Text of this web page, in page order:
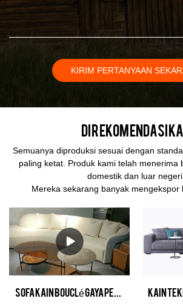
KIRIM PERTANYAAN
Semuanya diproduksi sesuai dengan
paling ketat. Produk kami telah menerima
domestik dan luar negeri.
Mereka sekarang banyak mengekspor